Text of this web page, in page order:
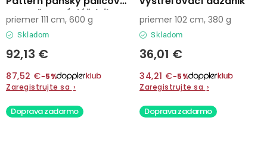
vystreľovací dáždnik
Skladom
92,13 €
87,52 €−5%
Zaregistrujte sa ›
priemer 111 cm, 600 g
Skladom
36,01 €
34,21 €−5%
Zaregistrujte sa ›
priemer 102 cm, 380 g
Doprava zadarmo Doprava zadarmo